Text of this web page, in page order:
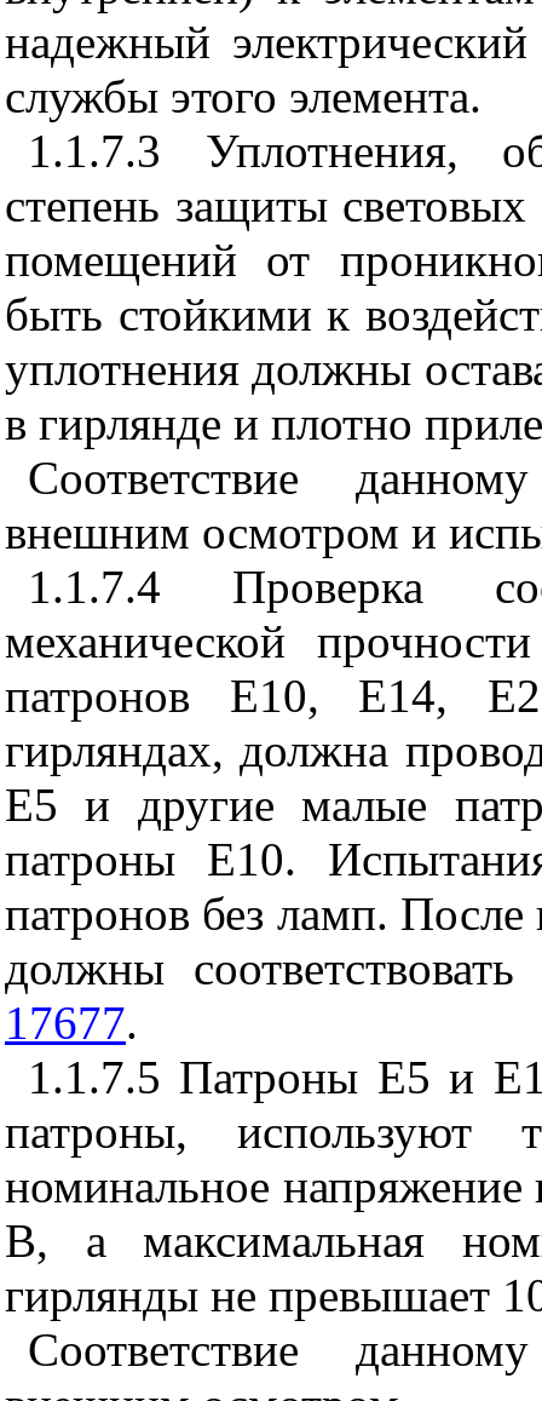
надежный
службы этого элемента.
1.1.7.3 Уплотнения,
степень защиты
помещений от
быть стойкими к
уплотнения должны
в гирлянде и плотно
Соответствие
внешним осмотром и
1.1.7.4 Проверка
механической
патронов Е10, Е14,
гирляндах, должна
Е5 и другие малые
патроны Е10.
патронов без ламп.
должны
17677.
1.1.7.5 Патроны Е5 и
патроны,
номинальное
В, а максимальная
гирлянды не превышает
Соответствие